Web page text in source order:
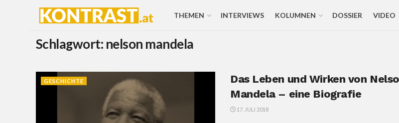
THEMEN INTERVIEWS KOLUMNEN DOSSIER VIDEO
Schlagwort: nelson mandela
GESCHICHTE
Das Leben und Wirken von
Mandela – eine Biografie
17. JULI 2018